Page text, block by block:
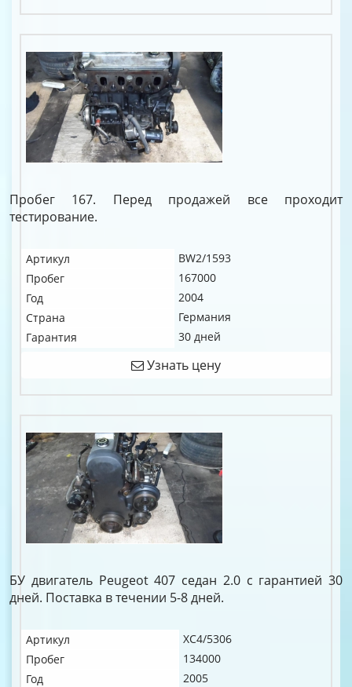
Пробег 167. Перед продажей все проходит
тестирование.
Артикул
BW2/1593
Пробег
167000
Год
2004
Страна
Германия
Гарантия
30 дней
Узнать цену
БУ двигатель Peugeot 407 седан 2.0 c гарантией 30
дней. Поставка в течении 5-8 дней.
Артикул
XC4/5306
Пробег
134000
Год
2005